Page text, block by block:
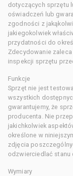
dotyczących sprzętu
oświadczeń lub
zgodności z
jakiegokolwiek
przydatności do
Zdecydowanie
inspekcji sprzętu
Funkcje
Sprzęt nie jest
wszystkich
gwarantujemy, że
producenta. Nie
jakichkolwiek
określone w
zdjęcia
odzwierciedlać stanu
Wymiary